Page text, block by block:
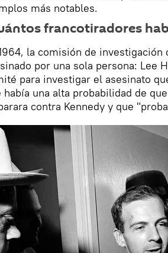
más notables.
francotiradores
la comisión de investigación
por una sola persona: Lee
para investigar el asesinato
había una alta probabilidad de
contra Kennedy y que